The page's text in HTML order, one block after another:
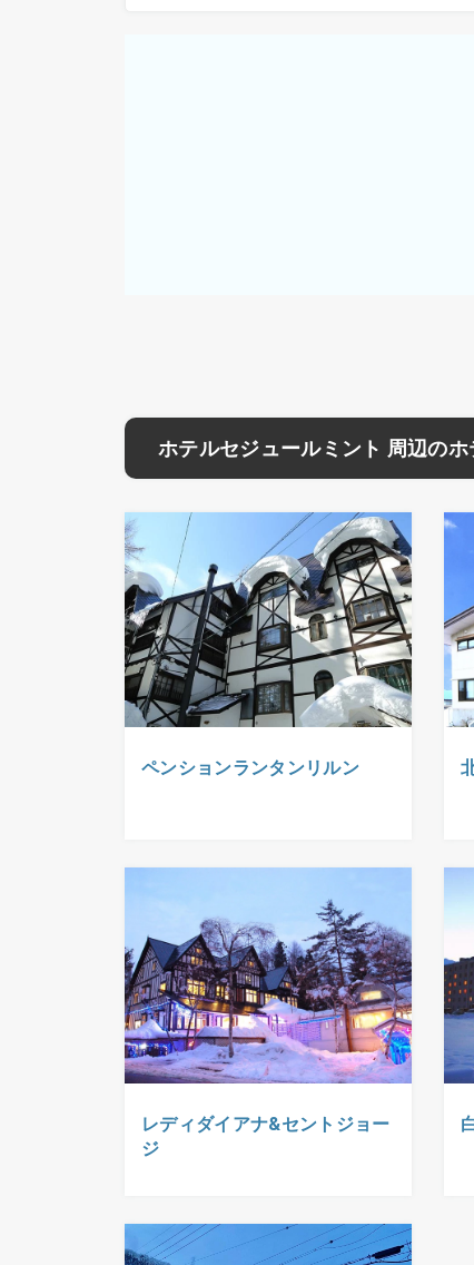
ホテルセジュールミント 周辺のホ
ペンションランタンリルン
レディダイアナ&セントジョー
ジ